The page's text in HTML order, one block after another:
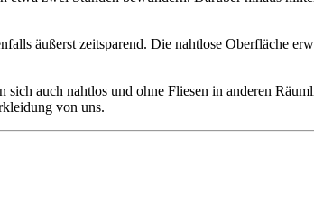
äußerst zeitsparend. Die nahtlose Oberfläche
auch nahtlos und ohne Fliesen in anderen
von uns.